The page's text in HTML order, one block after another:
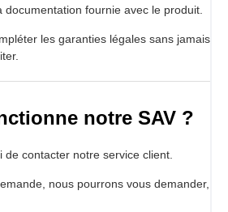
fournie avec le produit.
les garanties légales sans jamais
notre SAV ?
contacter notre service client.
nous pourrons vous demander,